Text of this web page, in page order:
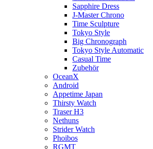
Sapphire Dress
J-Master Chrono
Time Sculpture
Tokyo Style
Big Chronograph
Tokyo Style Automatic
Casual Time
Zubehör
OceanX
Android
Appetime Japan
Thirsty Watch
Traser H3
Nethuns
Strider Watch
Phoibos
RGMT